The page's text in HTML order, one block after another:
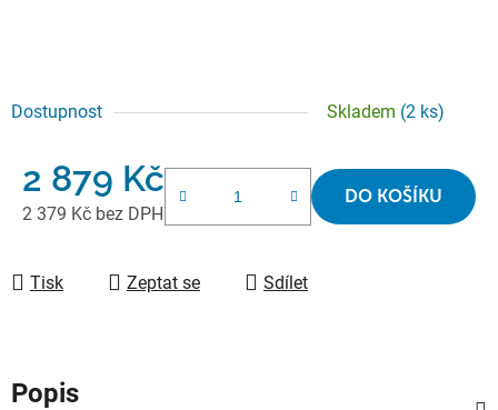
Dostupnost Skladem (2 ks)
2 879 Kč
2 379 Kč bez DPH
DO KOŠÍKU
Tisk Zeptat se Sdílet
Popis